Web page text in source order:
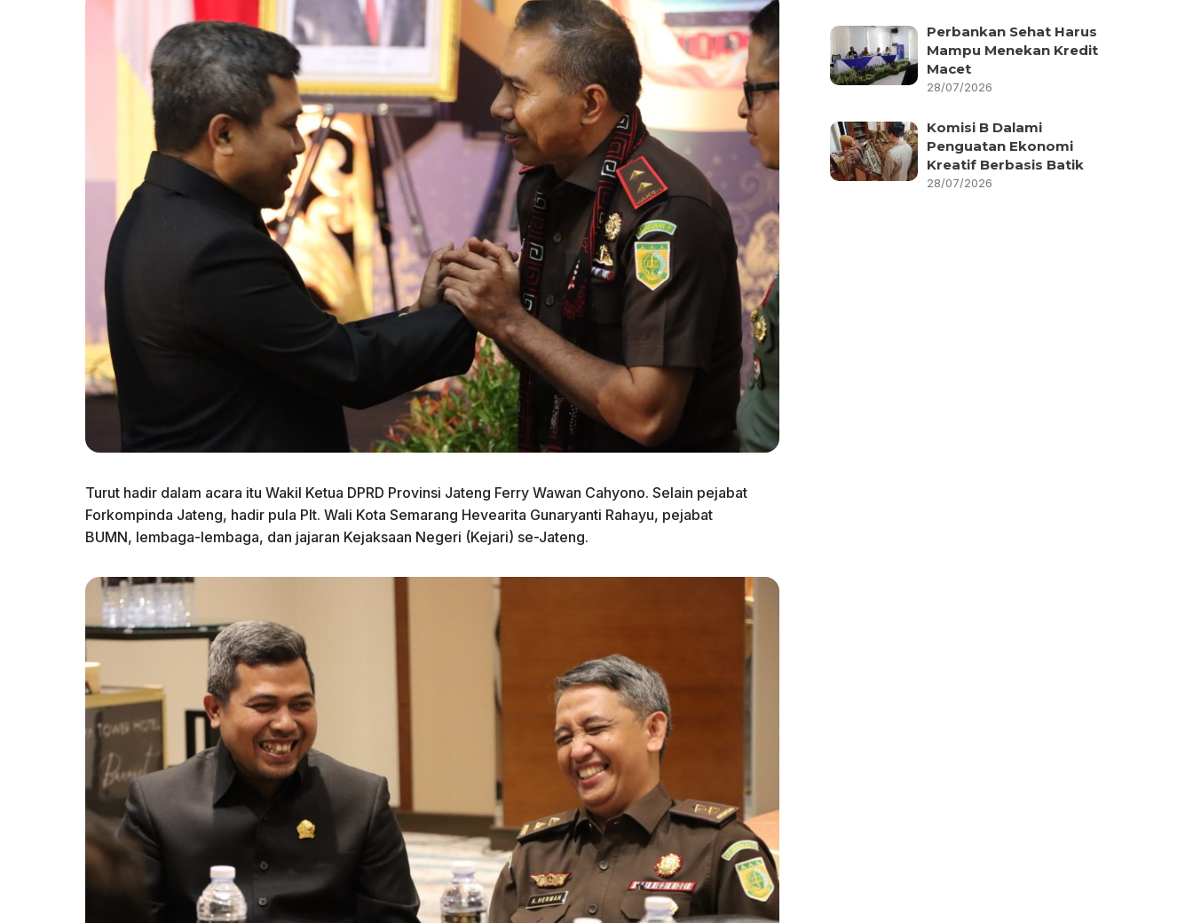
Turut hadir dalam acara itu Wakil Ketua DPRD Provinsi Jateng Ferry Wawan Cahyono. Selain pejabat
Forkompinda Jateng, hadir pula Plt. Wali Kota Semarang Hevearita Gunaryanti Rahayu, pejabat
BUMN, lembaga-lembaga, dan jajaran Kejaksaan Negeri (Kejari) se-Jateng.
Perbankan Sehat Harus
Mampu Menekan Kredit
Macet
28/07/2026
Komisi B Dalami
Penguatan Ekonomi
Kreatif Berbasis Batik
28/07/2026